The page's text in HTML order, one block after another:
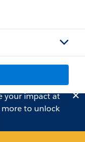
your impact at
to unlock